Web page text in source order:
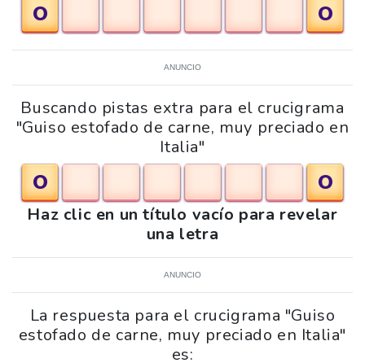
O
O
ANUNCIO
Buscando pistas extra para el crucigrama
"Guiso estofado de carne, muy preciado en
Italia"
O O
Haz clic en un título vacío para revelar
una letra
ANUNCIO
La respuesta para el crucigrama "Guiso
estofado de carne, muy preciado en Italia"
es: